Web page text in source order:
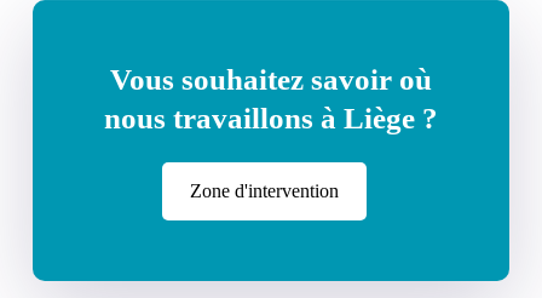
Vous souhaitez savoir où
nous travaillons à Liège ?
Zone d'intervention